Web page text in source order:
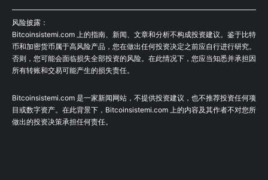
风险披露：
Bitcoinsistemi.com 上的指南、新闻、文章和分析不构成投资建议。鉴于比特
币和加密货币属于高风险产品，您在做出任何投资决定之前应自行进行研究。
否则，您可能会面临损失全部投资的风险。在此情况下，您应当知悉并承担因
所有转账和交易可能产生的损失责任。
Bitcoinsistemi.com 是一家新闻网站，不提供投资建议，也不推荐投资任何项
目或数字资产。在此背景下，Bitcoinsistemi.com 上的内容及其作者不对您所
做出的投资决策承担任何责任。